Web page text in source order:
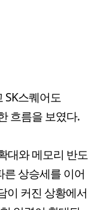
SK스퀘어도
흐름을 보였다.
대와 메모리 반도
상승세를 이어
이 커진 상황에서